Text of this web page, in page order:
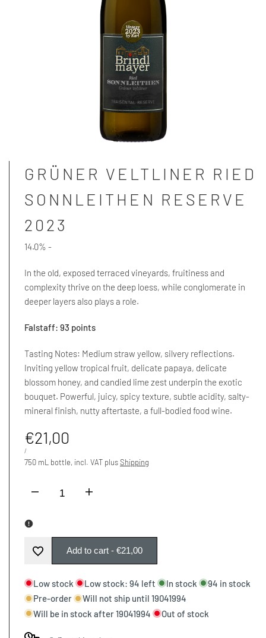
GRÜNER VELTLINER RIED
SONNLEITHEN RESERVE
2023
14.0% -
In the old, exposed terraced vineyards, fruitiness and
complexity thrive on the deep loess, while conglomerate in
deeper layers also plays a role.
Falstaff: 93 points
Tasting Notes: Medium straw yellow, silvery reflections.
Inviting yellow tropical fruit, delicate papaya, delicate
blossom honey, and candied lime zest underpin the exotic
bouquet. Powerful, juicy, spicy texture, subtle acidity, salty-
mineral finish, nutty aftertaste, a full-bodied food wine.
Sale
price
€21,00
UNIT
PRICE
/PER
750 mL bottle, incl. VAT plusShipping
I18n
Error:
Missing
value
I18n
Missing
value
Add to cart - €21,00
Wishlist
Low stock Low stock: 94 left In stock 94 in stock
Pre-order
Will not ship until 19041994
Will be in stock after19041994 Out of stock